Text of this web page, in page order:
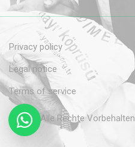
Privacy policy
Legal notice
Terms of service
© 2026 Alle Rechte Vorbehalten